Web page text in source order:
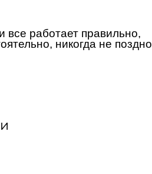
все работает правильно,
никогда не поздно